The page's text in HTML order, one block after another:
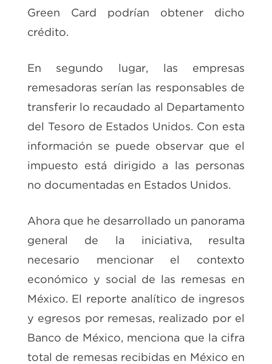
Green Card podrían obtener dicho
crédito.
En segundo lugar, las empresas
remesadoras serían las responsables de
transferir lo recaudado al Departamento
del Tesoro de Estados Unidos. Con esta
información se puede observar que el
impuesto está dirigido a las personas
no documentadas en Estados Unidos.
Ahora que he desarrollado un panorama
general de la iniciativa, resulta
necesario mencionar el contexto
económico y social de las remesas en
México. El reporte analítico de ingresos
y egresos por remesas, realizado por el
Banco de México, menciona que la cifra
total de remesas recibidas en México en